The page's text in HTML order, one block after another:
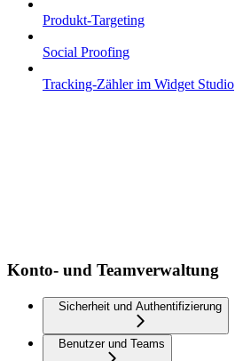
Produkt-Targeting
Social Proofing
Tracking-Zähler im Widget Studio
Konto- und Teamverwaltung
Sicherheit und Authentifizierung
Benutzer und Teams